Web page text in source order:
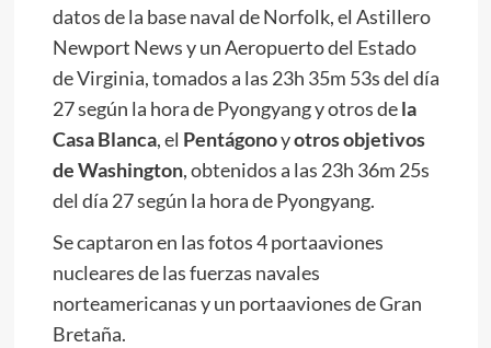
datos de la base naval de Norfolk, el Astillero
Newport News y un Aeropuerto del Estado
de Virginia, tomados a las 23h 35m 53s del día
27 según la hora de Pyongyang y otros dela
Casa Blanca, el Pentágonoyotros objetivos
de Washington, obtenidos a las 23h 36m 25s
del día 27 según la hora de Pyongyang.
Se captaron en las fotos 4 portaaviones
nucleares de las fuerzas navales
norteamericanas y un portaaviones de Gran
Bretaña.